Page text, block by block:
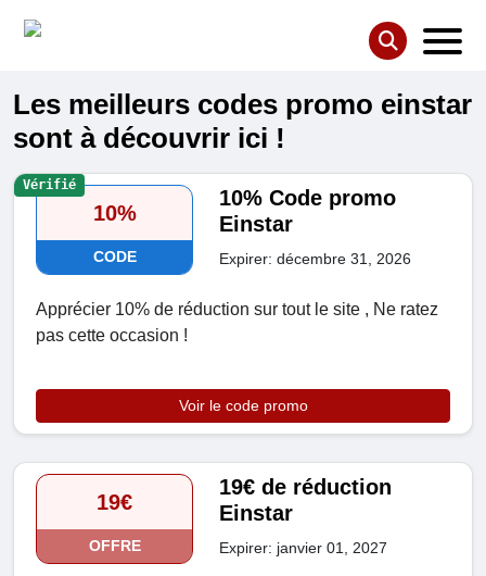
Les meilleurs codes promo einstar
sont à découvrir ici !
10%
CODE
10% Code promo
Einstar
Expirer: décembre 31, 2026
Apprécier 10% de réduction sur tout le site , Ne ratez
pas cette occasion !
Voir le code promo
Vérifié
19€
OFFRE
19€ de réduction
Einstar
Expirer: janvier 01, 2027